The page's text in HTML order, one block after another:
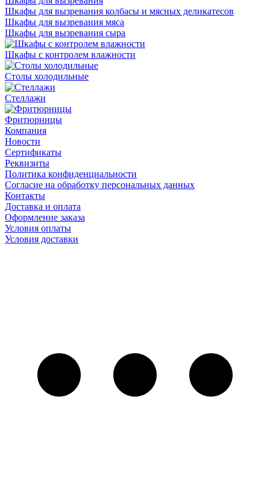
Шкафы для вызревания колбасы и мясных деликатесов
Шкафы для вызревания мяса
Шкафы для вызревания сыра
Шкафы с контролем влажности
Столы холодильные
Стеллажи
Фритюрницы
Компания
Новости
Сертификаты
Реквизиты
Политика конфиденциальности
Согласие на обработку персональных данных
Контакты
Доставка и оплата
Оформление заказа
Условия оплаты
Условия доставки